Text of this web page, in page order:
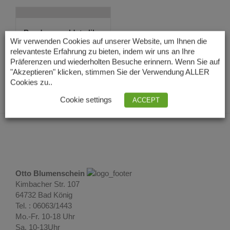
Runde vergoldete lila
Lava Ohrring...
24,00€ Lieferzeit: 3 – 5
Tage
Otto Blumenschein
Kimbacher Str. 107
64732 Bad König
Tel. : 06063/1443
Mo.-Fr. 10-18 Uhr
Sa. 10-13Uhr
Wir verwenden Cookies auf unserer Website, um Ihnen die
relevanteste Erfahrung zu bieten, indem wir uns an Ihre
Präferenzen und wiederholten Besuche erinnern. Wenn Sie auf
"Akzeptieren" klicken, stimmen Sie der Verwendung ALLER
Cookies zu..
Cookie settings ACCEPT